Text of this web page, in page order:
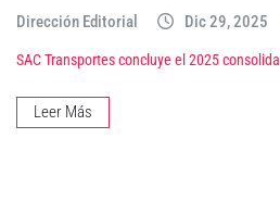
Dirección Editorial Dic 29, 2025
SAC Transportes concluye el 2025
Leer Más